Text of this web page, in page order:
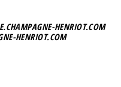
HENRIOT.COM
HENRIOT.COM